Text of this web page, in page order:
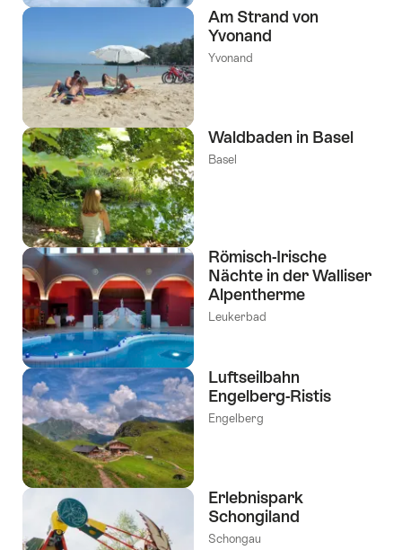
Am Strand von
Yvonand
Yvonand
Waldbaden in Basel
Basel
Römisch-Irische
Nächte in der Walliser
Alpentherme
Leukerbad
Luftseilbahn
Engelberg-Ristis
Engelberg
Erlebnispark
Schongiland
Schongau